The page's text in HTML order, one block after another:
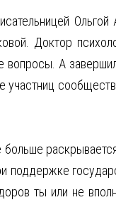
Ольгой
Доктор
вопросы. А
участниц
поддержке
ты или не